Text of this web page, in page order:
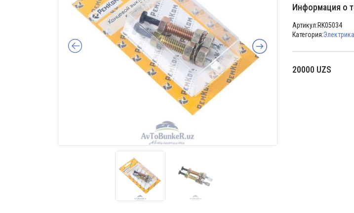
Информация о
Артикул:RK05034
Категория:Электрика
20000 UZS